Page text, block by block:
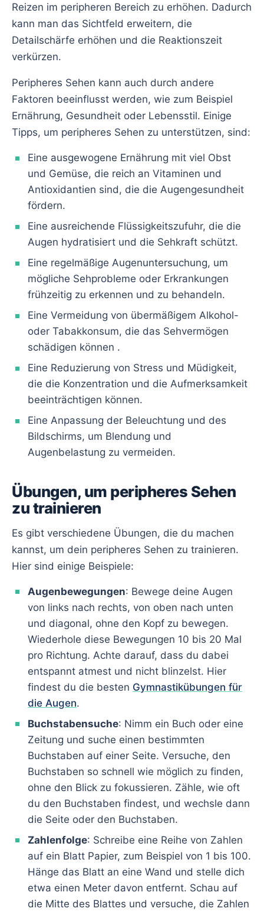
Reizen im peripheren Bereich zu erhöhen. Dadurch
kann man das Sichtfeld erweitern, die
Detailschärfe erhöhen und die Reaktionszeit
verkürzen.
Peripheres Sehen kann auch durch andere
Faktoren beeinflusst werden, wie zum Beispiel
Ernährung, Gesundheit oder Lebensstil. Einige
Tipps, um peripheres Sehen zu unterstützen, sind:
Eine ausgewogene Ernährung mit viel Obst
und Gemüse, die reich an Vitaminen und
Antioxidantien sind, die die Augengesundheit
fördern.
Eine ausreichende Flüssigkeitszufuhr, die die
Augen hydratisiert und die Sehkraft schützt.
Eine regelmäßige Augenuntersuchung, um
mögliche Sehprobleme oder Erkrankungen
frühzeitig zu erkennen und zu behandeln.
Eine Vermeidung von übermäßigem Alkohol-
oder Tabakkonsum, die das Sehvermögen
schädigen können .
Eine Reduzierung von Stress und Müdigkeit,
die die Konzentration und die Aufmerksamkeit
beeinträchtigen können.
Eine Anpassung der Beleuchtung und des
Bildschirms, um Blendung und
Augenbelastung zu vermeiden.
Übungen, um peripheres Sehen
zu trainieren
Es gibt verschiedene Übungen, die du machen
kannst, um dein peripheres Sehen zu trainieren.
Hier sind einige Beispiele:
Augenbewegungen: Bewege deine Augen
von links nach rechts, von oben nach unten
und diagonal, ohne den Kopf zu bewegen.
Wiederhole diese Bewegungen 10 bis 20 Mal
pro Richtung. Achte darauf, dass du dabei
entspannt atmest und nicht blinzelst. Hier
findest du die besten Gymnastikübungen für
die Augen.
Buchstabensuche: Nimm ein Buch oder eine
Zeitung und suche einen bestimmten
Buchstaben auf einer Seite. Versuche, den
Buchstaben so schnell wie möglich zu finden,
ohne den Blick zu fokussieren. Zähle, wie oft
du den Buchstaben findest, und wechsle dann
die Seite oder den Buchstaben.
Zahlenfolge: Schreibe eine Reihe von Zahlen
auf ein Blatt Papier, zum Beispiel von 1 bis 100.
Hänge das Blatt an eine Wand und stelle dich
etwa einen Meter davon entfernt. Schau auf
die Mitte des Blattes und versuche, die Zahlen